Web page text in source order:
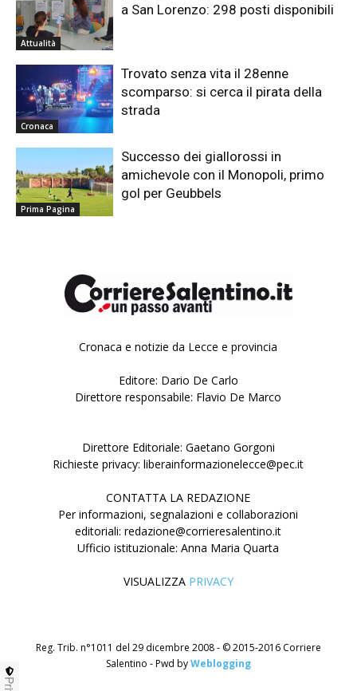
Attualità
a San Lorenzo: 298 posti disponibili
Cronaca
Trovato senza vita il 28enne
scomparso: si cerca il pirata della
strada
Prima Pagina
Successo dei giallorossi in
amichevole con il Monopoli, primo
gol per Geubbels
Cronaca e notizie da Lecce e provincia
Editore: Dario De Carlo
Direttore responsabile: Flavio De Marco
Direttore Editoriale: Gaetano Gorgoni
Richieste privacy: liberainformazionelecce@pec.it
CONTATTA LA REDAZIONE
Per informazioni, segnalazioni e collaborazioni
editoriali: redazione@corrieresalentino.it
Ufficio istituzionale: Anna Maria Quarta
VISUALIZZA PRIVACY
Reg. Trib. n°1011 del 29 dicembre 2008 - © 2015-2016 Corriere
Salentino - Pwd byWeblogging